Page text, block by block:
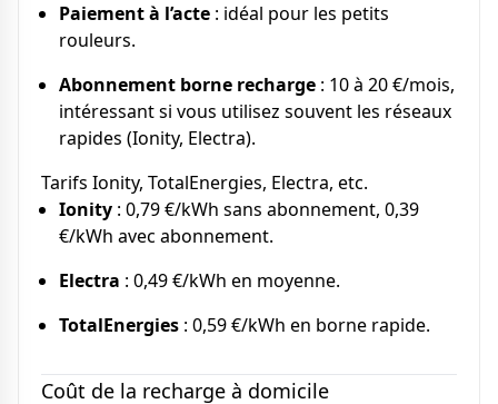
Paiement à l’acte : idéal pour les petits
rouleurs.
Abonnement borne recharge : 10 à 20 €/mois,
intéressant si vous utilisez souvent les réseaux
rapides (Ionity, Electra).
Tarifs Ionity, TotalEnergies, Electra, etc.
Ionity : 0,79 €/kWh sans abonnement, 0,39
€/kWh avec abonnement.
Electra : 0,49 €/kWh en moyenne.
TotalEnergies : 0,59 €/kWh en borne rapide.
Coût de la recharge à domicile